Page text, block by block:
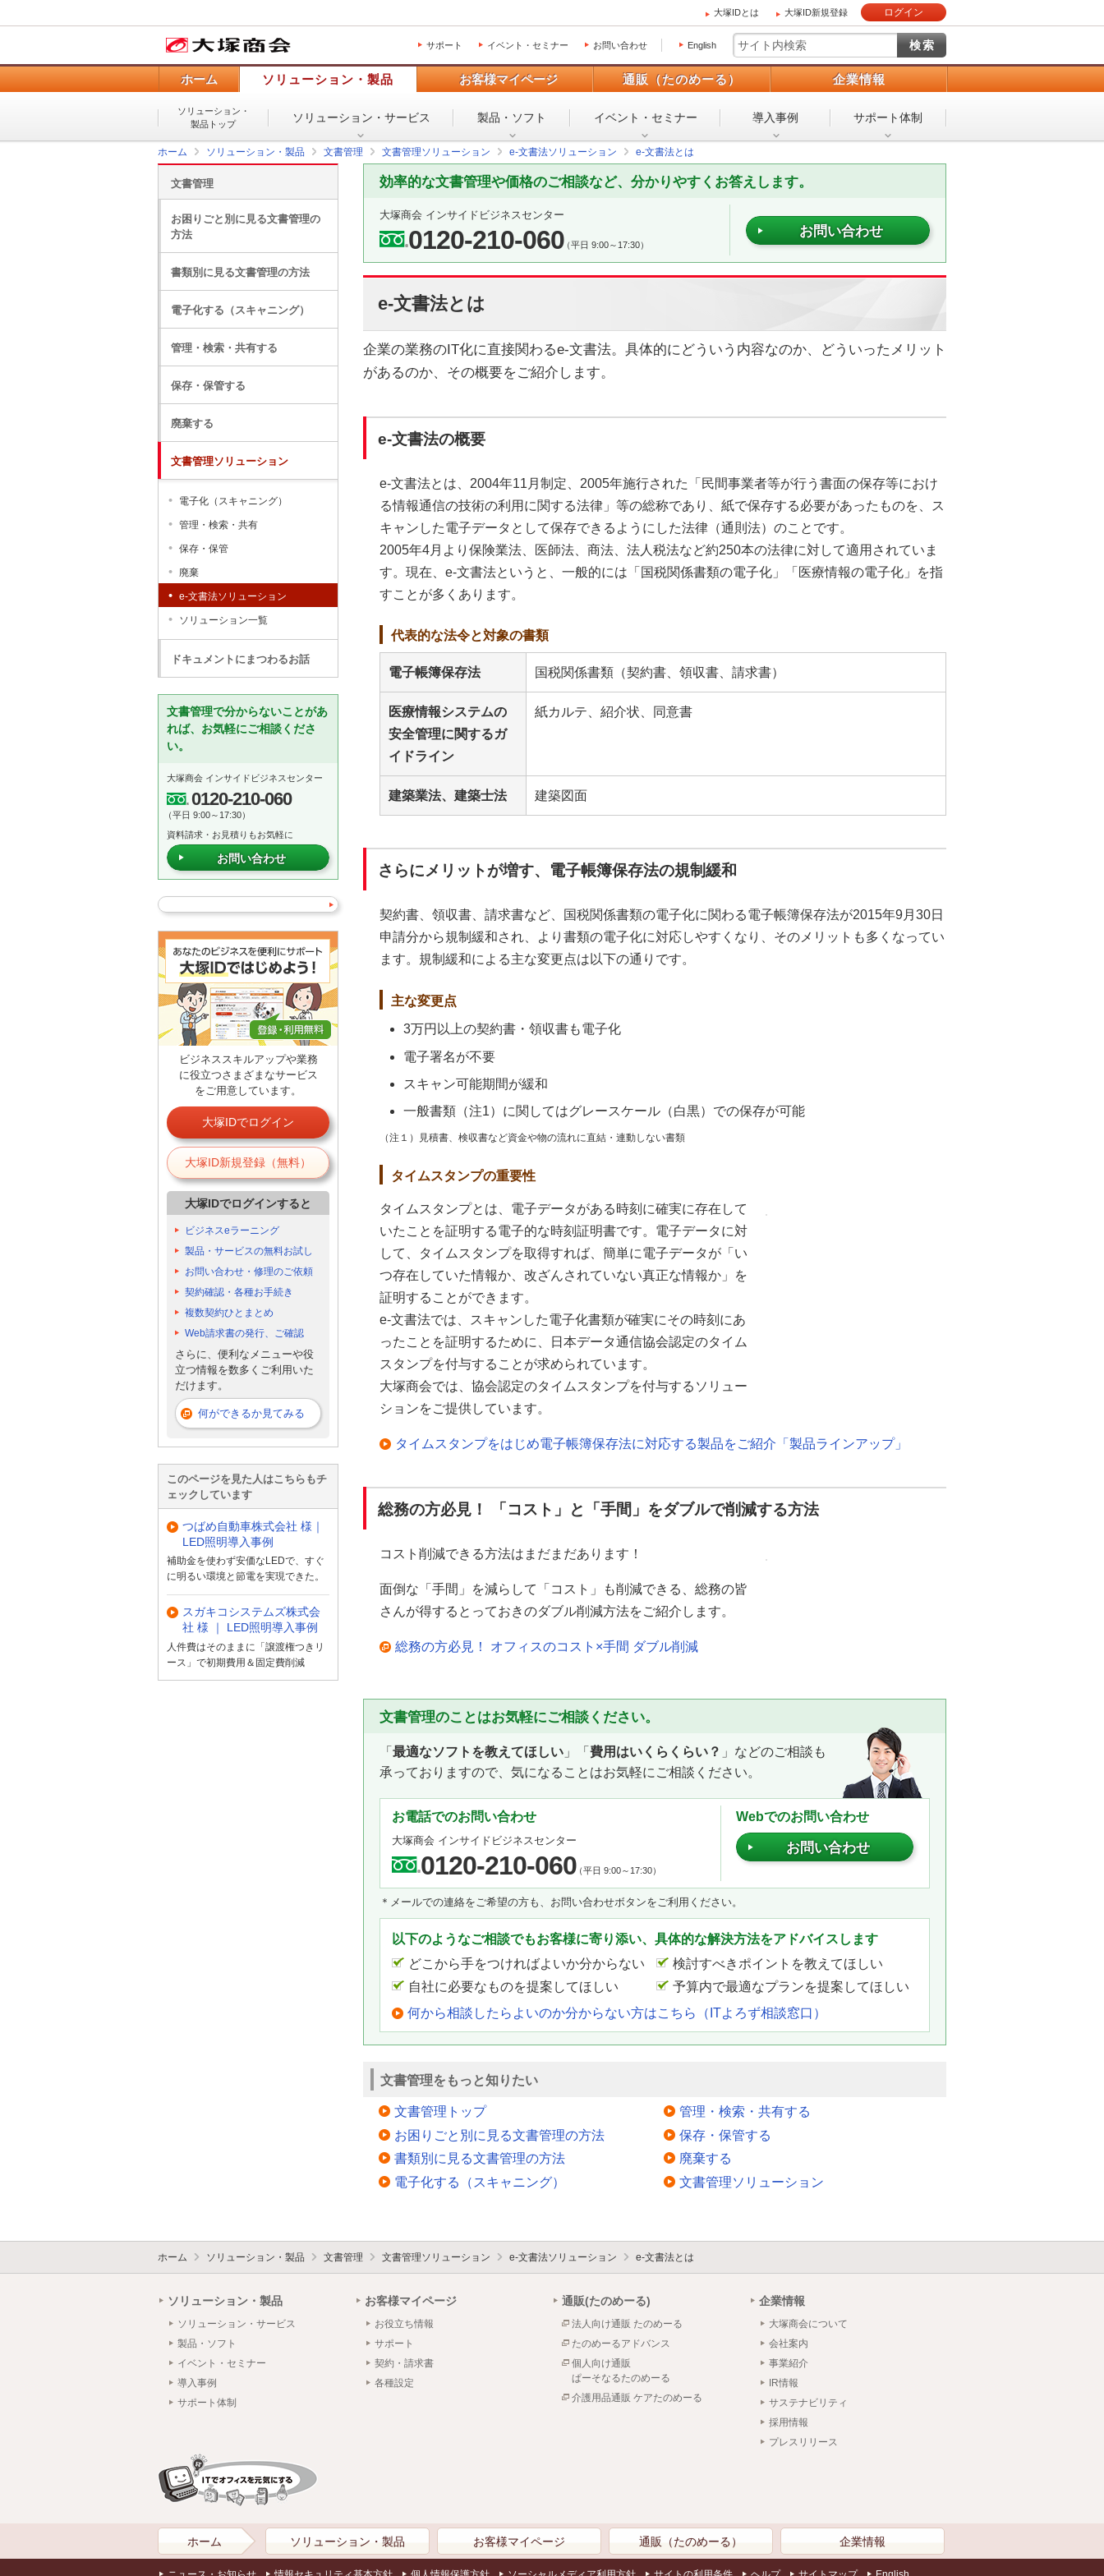
大塚IDとは 大塚ID新規登録 ログイン
サポート イベント・セミナー お問い合わせ English
ホーム ソリューション・製品 お客様マイページ 通販（たのめーる） 企業情報
ソリューション・
製品トップ
ソリューション・ サービス 製品・ソフト イベント・ セミナー 導入事例 サポート体制
ホーム ソリューション・製品 文書管理 文書管理ソリューション e-文書法ソリューション e-文書法とは
効率的な文書管理や価格のご相談など、分かりやすくお答えします。
大塚商会 インサイドビジネスセンター
0120-210-060（平日 9:00～17:30）
お問い合わせ
e-文書法とは
企業の業務のIT化に直接関わるe-文書法。具体的にどういう内容なのか、どういったメリット
があるのか、その概要をご紹介します。
e-文書法の概要
e-文書法とは、2004年11月制定、2005年施行された「民間事業者等が行う書面の保存等におけ
る情報通信の技術の利用に関する法律」等の総称であり、紙で保存する必要があったものを、ス
キャンした電子データとして保存できるようにした法律（通則法）のことです。
2005年4月より保険業法、医師法、商法、法人税法など約250本の法律に対して適用されていま
す。現在、e-文書法というと、一般的には「国税関係書類の電子化」「医療情報の電子化」を指
すことが多くあります。
代表的な法令と対象の書類
電子帳簿保存法 国税関係書類（契約書、領収書、請求書）
医療情報システムの
安全管理に関するガ
イドライン
紙カルテ、紹介状、同意書
建築業法、建築士法 建築図面
さらにメリットが増す、電子帳簿保存法の規制緩和
契約書、領収書、請求書など、国税関係書類の電子化に関わる電子帳簿保存法が2015年9月30日
申請分から規制緩和され、より書類の電子化に対応しやすくなり、そのメリットも多くなってい
ます。規制緩和による主な変更点は以下の通りです。
主な変更点
3万円以上の契約書・領収書も電子化
電子署名が不要
スキャン可能期間が緩和
一般書類（注1）に関してはグレースケール（白黒）での保存が可能
（注１）見積書、検収書など資金や物の流れに直結・連動しない書類
タイムスタンプの重要性
タイムスタンプとは、電子データがある時刻に確実に存在して
いたことを証明する電子的な時刻証明書です。電子データに対
して、タイムスタンプを取得すれば、簡単に電子データが「い
つ存在していた情報か、改ざんされていない真正な情報か」を
証明することができます。
e-文書法では、スキャンした電子化書類が確実にその時刻にあ
ったことを証明するために、日本データ通信協会認定のタイム
スタンプを付与することが求められています。
大塚商会では、協会認定のタイムスタンプを付与するソリュー
ションをご提供しています。
タイムスタンプをはじめ電子帳簿保存法に対応する製品をご紹介「製品ラインアップ」
総務の方必見！ 「コスト」と「手間」をダブルで削減する方法
コスト削減できる方法はまだまだあります！
面倒な「手間」を減らして「コスト」も削減できる、総務の皆
さんが得するとっておきのダブル削減方法をご紹介します。
総務の方必見！ オフィスのコスト×手間 ダブル削減
文書管理のことはお気軽にご相談ください。
「 最適なソフトを教えてほしい 」「 費用はいくらくらい？ 」などのご相談も
承っておりますので、気になることはお気軽にご相談ください。
お電話でのお問い合わせ
大塚商会 インサイドビジネスセンター
0120-210-060（平日 9:00～17:30）
Webでのお問い合わせ
お問い合わせ
＊メールでの連絡をご希望の方も、お問い合わせボタンをご利用ください。
以下のようなご相談でもお客様に寄り添い、具体的な解決方法をアドバイスします
どこから手をつければよいか分からない
検討すべきポイントを教えてほしい
自社に必要なものを提案してほしい
予算内で最適なプランを提案してほしい
何から相談したらよいのか分からない方はこちら（ITよろず相談窓口）
文書管理をもっと知りたい
文書管理トップ
お困りごと別に見る文書管理の方法
書類別に見る文書管理の方法
電子化する（スキャニング）
管理・検索・共有する
保存・保管する
廃棄する
文書管理ソリューション
文書管理
お困りごと別に見る文書管理の
方法
書類別に見る文書管理の方法
電子化する（スキャニング）
管理・検索・共有する
保存・保管する
廃棄する
文書管理ソリューション
電子化（スキャニング）
管理・検索・共有
保存・保管
廃棄
e-文書法ソリューション
ソリューション一覧
ドキュメントにまつわるお話
文書管理で分からないことがあ
れば、お気軽にご相談くださ
い。
大塚商会 インサイドビジネスセンター
0120-210-060
（平日 9:00～17:30）
資料請求・お見積りもお気軽に
お問い合わせ
ビジネススキルアップや業務
に役立つさまざまなサービス
をご用意しています。
大塚IDでログイン
大塚ID新規登録（無料）
大塚IDでログインすると
ビジネスeラーニング
製品・サービスの無料お試し
お問い合わせ・修理のご依頼
契約確認・各種お手続き
複数契約ひとまとめ
Web請求書の発行、ご確認
さらに、便利なメニューや役
立つ情報を数多くご利用いた
だけます。
何ができるか見てみる
このページを見た人はこちらもチ
ェックしています
つばめ自動車株式会社 様｜
LED照明導入事例
補助金を使わず安価なLEDで、すぐ
に明るい環境と節電を実現できた。
スガキコシステムズ株式会
社 様 ｜ LED照明導入事例
人件費はそのままに「譲渡権つきリ
ース」で初期費用＆固定費削減
ホーム ソリューション・製品 文書管理 文書管理ソリューション e-文書法ソリューション e-文書法とは
ソリューション・製品
ソリューション・サービス
製品・ソフト
イベント・セミナー
導入事例
サポート体制
お客様マイページ
お役立ち情報
サポート
契約・請求書
各種設定
通販(たのめーる)
法人向け通販 たのめーる
たのめーるアドバンス
個人向け通販
ぱーそなるたのめーる
介護用品通販 ケアたのめーる
企業情報
大塚商会について
会社案内
事業紹介
IR情報
サステナビリティ
採用情報
プレスリリース
ホーム ソリューション・製品 お客様マイページ 通販（たのめーる） 企業情報